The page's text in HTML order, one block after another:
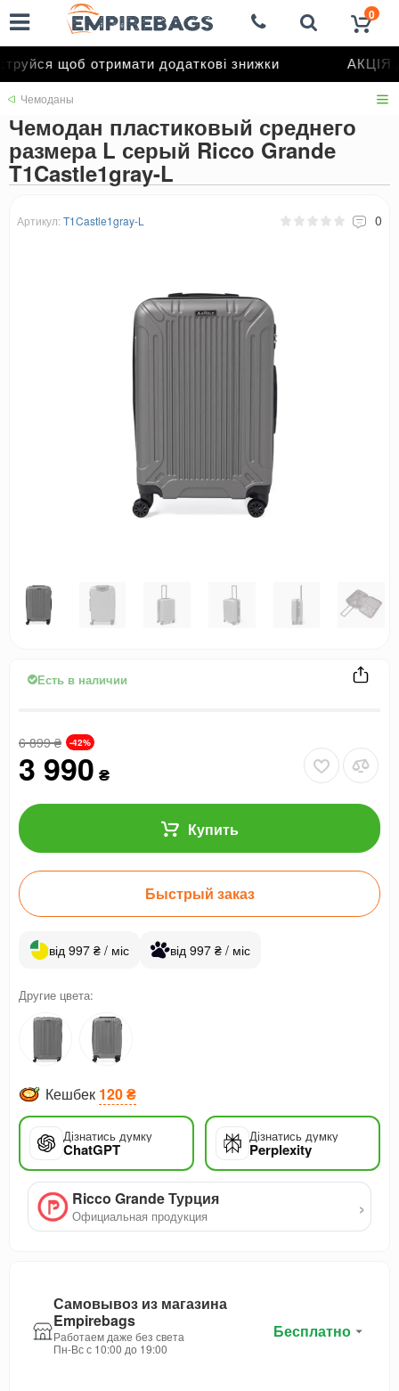
щоб отримати додаткові знижки АКЦІЯ
0
Чемоданы
Чемодан пластиковый среднего
размера L серый Ricco Grande
T1Castle1gray-L
Артикул: T1Castle1gray-L 0
Есть в наличии
6 899₴ -42%
3 990 ₴
Купить
Быстрый заказ
від 997 ₴ / міс від 997 ₴ / міс
Другие цвета:
Кешбек 120 ₴
Дізнатись думку
ChatGPT
Дізнатись думку
Perplexity
Ricco Grande Турция
Официальная продукция ›
Самовывоз из магазина
Empirebags
Работаем даже без света
Пн-Вс с 10:00 до 19:00
Бесплатно